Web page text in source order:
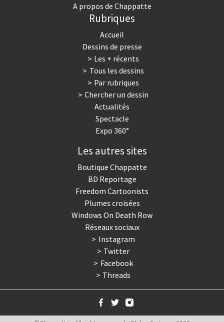
A propos de Chappatte
Rubriques
Accueil
Dessins de presse
Les + récents
Tous les dessins
Par rubriques
Chercher un dessin
Actualités
Spectacle
Expo 360°
Les autres sites
Boutique Chappatte
BD Reportage
Freedom Cartoonists
Plumes croisées
Windows On Death Row
Réseaux sociaux
Instagram
Twitter
Facebook
Threads